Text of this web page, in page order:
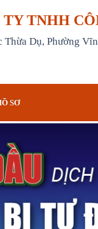
TY TNHH
Dụ, Phường
SƠ